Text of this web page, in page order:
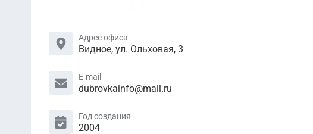
Адрес офиса
Видное, ул. Ольховая, 3
E-mail
dubrovkainfo@mail.ru
Год создания
2004